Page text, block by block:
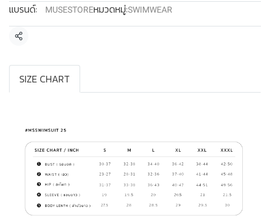
แบรนด์:
MUSESTOREหมวดหมู่:SWIMWEAR
แชร์
SIZE CHART